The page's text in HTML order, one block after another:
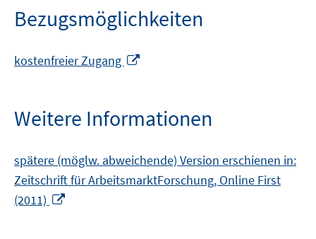
Bezugsmöglichkeiten
kostenfreier Zugang
öffnen
Weitere Informationen
spätere (möglw. abweichende) Version erschienen in:
Zeitschrift für ArbeitsmarktForschung, Online First
(2011)